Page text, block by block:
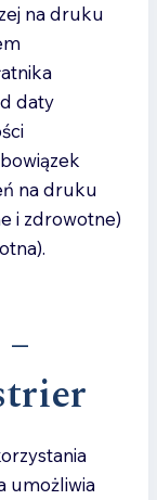
na druku
daty
na druku
i zdrowotne)
–
umożliwia